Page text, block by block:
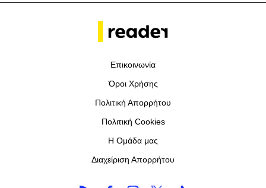
Επικοινωνία
Όροι Χρήσης
Πολιτική Απορρήτου
Πολιτική Cookies
Η Ομάδα μας
Διαχείριση Απορρήτου